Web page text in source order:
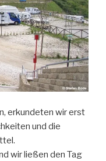
erkundeten wir erst
und die
wir ließen den Tag